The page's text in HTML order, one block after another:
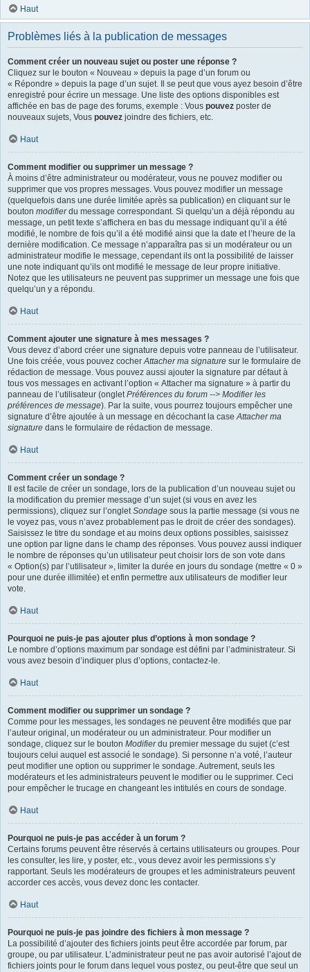
Haut
Problèmes liés à la publication de messages
Comment créer un nouveau sujet ou poster une réponse ?
Cliquez sur le bouton « Nouveau » depuis la page d’un forum ou
« Répondre » depuis la page d’un sujet. Il se peut que vous ayez besoin d’être
enregistré pour écrire un message. Une liste des options disponibles est
affichée en bas de page des forums, exemple : Vous pouvez poster de
nouveaux sujets, Vous pouvez joindre des fichiers, etc.
Haut
Comment modifier ou supprimer un message ?
À moins d’être administrateur ou modérateur, vous ne pouvez modifier ou
supprimer que vos propres messages. Vous pouvez modifier un message
(quelquefois dans une durée limitée après sa publication) en cliquant sur le
bouton modifierdu message correspondant. Si quelqu’un a déjà répondu au
message, un petit texte s’affichera en bas du message indiquant qu’il a été
modifié, le nombre de fois qu’il a été modifié ainsi que la date et l’heure de la
dernière modification. Ce message n’apparaîtra pas si un modérateur ou un
administrateur modifie le message, cependant ils ont la possibilité de laisser
une note indiquant qu’ils ont modifié le message de leur propre initiative.
Notez que les utilisateurs ne peuvent pas supprimer un message une fois que
quelqu’un y a répondu.
Haut
Comment ajouter une signature à mes messages ?
Vous devez d’abord créer une signature depuis votre panneau de l’utilisateur.
Une fois créée, vous pouvez cocherAttacher ma signature sur le formulaire de
rédaction de message. Vous pouvez aussi ajouter la signature par défaut à
tous vos messages en activant l’option « Attacher ma signature » à partir du
panneau de l’utilisateur (ongletPréférences du forum --> Modifier les
préférences de message). Par la suite, vous pourrez toujours empêcher une
signature d’être ajoutée à un message en décochant la caseAttacher ma
signature dans le formulaire de rédaction de message.
Haut
Comment créer un sondage ?
Il est facile de créer un sondage, lors de la publication d’un nouveau sujet ou
la modification du premier message d’un sujet (si vous en avez les
permissions), cliquez sur l’ongletSondage sous la partie message (si vous ne
le voyez pas, vous n’avez probablement pas le droit de créer des sondages).
Saisissez le titre du sondage et au moins deux options possibles, saisissez
une option par ligne dans le champ des réponses. Vous pouvez aussi indiquer
le nombre de réponses qu’un utilisateur peut choisir lors de son vote dans
« Option(s) par l’utilisateur », limiter la durée en jours du sondage (mettre « 0 »
pour une durée illimitée) et enfin permettre aux utilisateurs de modifier leur
vote.
Haut
Pourquoi ne puis-je pas ajouter plus d’options à mon sondage ?
Le nombre d’options maximum par sondage est défini par l’administrateur. Si
vous avez besoin d’indiquer plus d’options, contactez-le.
Haut
Comment modifier ou supprimer un sondage ?
Comme pour les messages, les sondages ne peuvent être modifiés que par
l’auteur original, un modérateur ou un administrateur. Pour modifier un
sondage, cliquez sur le bouton Modifierdu premier message du sujet (c’est
toujours celui auquel est associé le sondage). Si personne n’a voté, l’auteur
peut modifier une option ou supprimer le sondage. Autrement, seuls les
modérateurs et les administrateurs peuvent le modifier ou le supprimer. Ceci
pour empêcher le trucage en changeant les intitulés en cours de sondage.
Haut
Pourquoi ne puis-je pas accéder à un forum ?
Certains forums peuvent être réservés à certains utilisateurs ou groupes. Pour
les consulter, les lire, y poster, etc., vous devez avoir les permissions s’y
rapportant. Seuls les modérateurs de groupes et les administrateurs peuvent
accorder ces accès, vous devez donc les contacter.
Haut
Pourquoi ne puis-je pas joindre des fichiers à mon message ?
La possibilité d’ajouter des fichiers joints peut être accordée par forum, par
groupe, ou par utilisateur. L’administrateur peut ne pas avoir autorisé l’ajout de
fichiers joints pour le forum dans lequel vous postez, ou peut-être que seul un